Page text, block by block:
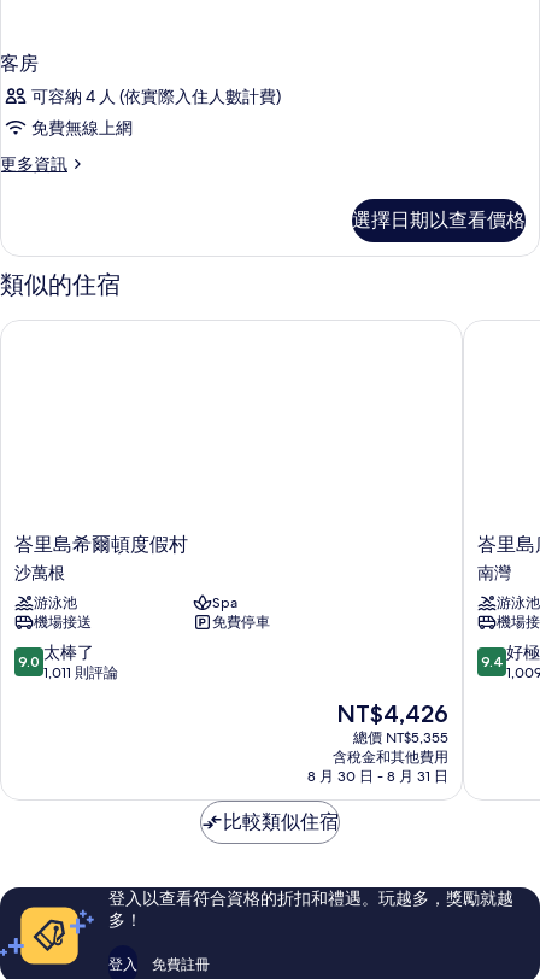
客房
可容納 4 人 (依實際入住人數計費)
免費無線上網
更多資訊
更
的
詳
情
選擇日期以查看價格
類似的住宿
峇
里
島
希
爾
頓
度
峇里島希爾頓度假村
沙萬根
游泳池
Spa
機場接送
免費停車
9.0
分，
棒
評
論
9.0 太棒了
1,011 則評論
現
價
格
為
NT$4,426
NT$4,426
總價 NT$5,355
含稅金和其他費用
8 月 30 日 - 8 月 31 日
峇里島希爾頓度假村
峇
里
島
康
拉
德
飯
峇里島
南灣
游泳池
機場
9.4
分，
極
評
論
9.4 好
峇里島
比較類似住宿
登入以查看符合資格的折扣和禮遇。玩越多，獎勵就越
多！
登入 免費註冊